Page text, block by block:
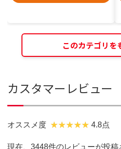
このカテゴリを
カスタマーレビュー
オススメ度 4.8点
現在、3448件のレビューが投稿